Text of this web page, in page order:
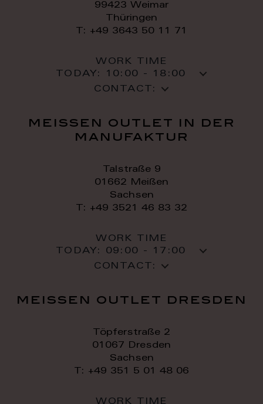
99423 Weimar
Thüringen
T: +49 3643 50 11 71
WORK TIME
TODAY:
10:00 - 18:00
CONTACT:
meissen outlet in der
manufaktur
Talstraße 9
01662 Meißen
Sachsen
T: +49 3521 46 83 32
WORK TIME
TODAY: 09:00 - 17:00
CONTACT:
meissen outlet dresden
Töpferstraße 2
01067 Dresden
Sachsen
T: +49 351 5 01 48 06
WORK TIME